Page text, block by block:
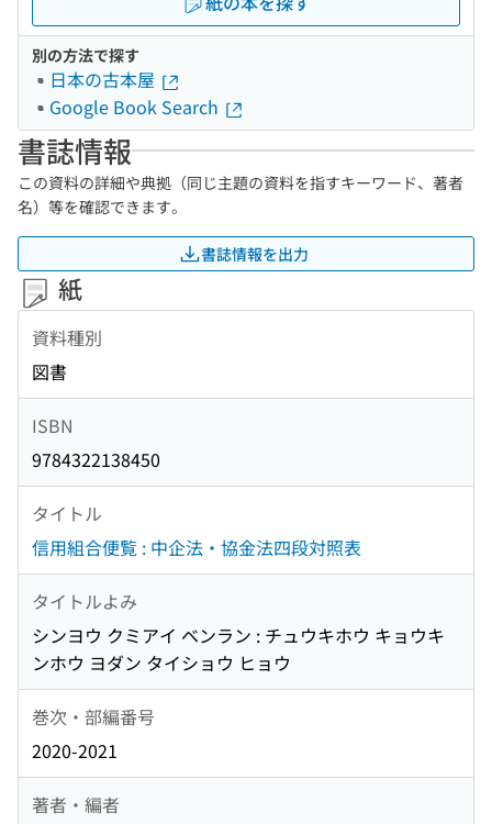
別の方法で探す
日本の古本屋
Google Book Search
書誌情報
この資料の詳細や典拠（同じ主題の資料を指すキーワード、著者
名）等を確認できます。
書誌情報を出力
紙
資料種別
図書
ISBN
9784322138450
タイトル
信用組合便覧 : 中企法・協金法四段対照表
タイトルよみ
シンヨウ クミアイ ベンラン : チュウキホウ キョウキ
ンホウ ヨダン タイショウ ヒョウ
巻次・部編番号
2020-2021
著者・編者